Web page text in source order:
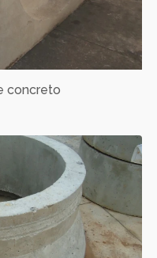
concreto